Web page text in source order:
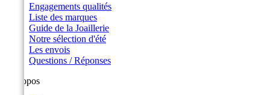
Engagements qualités
Liste des marques
Guide de la Joaillerie
Notre sélection d'été
Les envois
Questions / Réponses
A propos